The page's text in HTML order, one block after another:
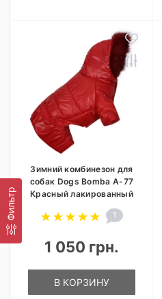
Фильтр
Зимний комбинезон для
собак Dogs Bomba A-77
Красный лакированный
1
1 050 грн.
В КОРЗИНУ